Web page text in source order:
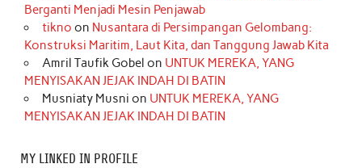
Berganti Menjadi Mesin Penjawab
tikno on Nusantara di Persimpangan Gelombang:
Konstruksi Maritim, Laut Kita, dan Tanggung Jawab Kita
Amril Taufik Gobel on UNTUK MEREKA, YANG
MENYISAKAN JEJAK INDAH DI BATIN
Musniaty Musni on UNTUK MEREKA, YANG
MENYISAKAN JEJAK INDAH DI BATIN
MY LINKED IN PROFILE